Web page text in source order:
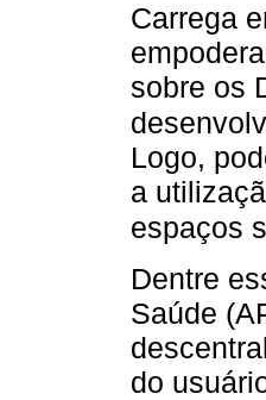
Carrega
sobre os
Logo,
a
espaços
Dentre
Saúde
do